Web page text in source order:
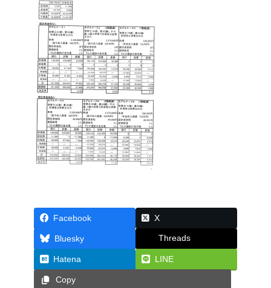
e
b
o
o
k
Facebook X
Bluesky Threads
Hatena LINE
Copy